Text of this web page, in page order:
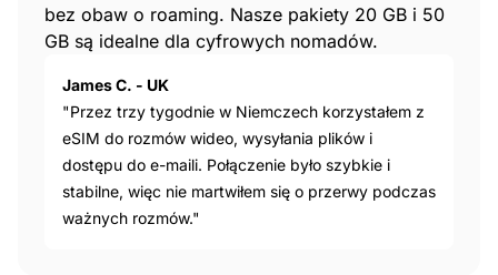
bez obaw o roaming. Nasze pakiety 20 GB i 50
GB są idealne dla cyfrowych nomadów.
James C. - UK
"Przez trzy tygodnie w Niemczech korzystałem z
eSIM do rozmów wideo, wysyłania plików i
dostępu do e-maili. Połączenie było szybkie i
stabilne, więc nie martwiłem się o przerwy podczas
ważnych rozmów."